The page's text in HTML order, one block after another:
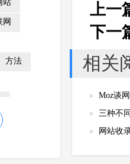
站
网
方法
面
上一
下一
相关
Moz谈
三种不
网站收